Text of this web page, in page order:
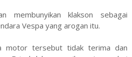
membunyikan klakson sebagai
Vespa yang arogan itu.
motor tersebut tidak terima dan